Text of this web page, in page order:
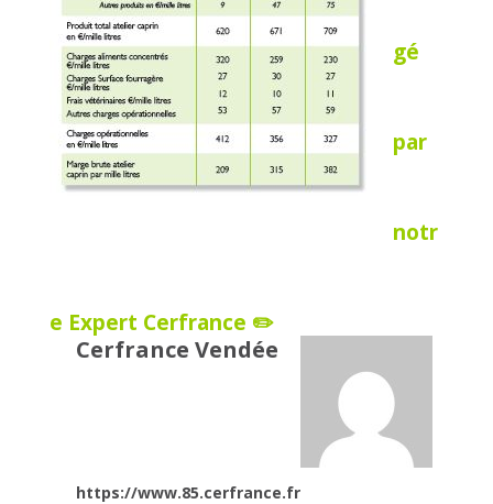
gé
par
notr
e Expert Cerfrance ✏️
Cerfrance Vendée
https://www.85.cerfrance.fr